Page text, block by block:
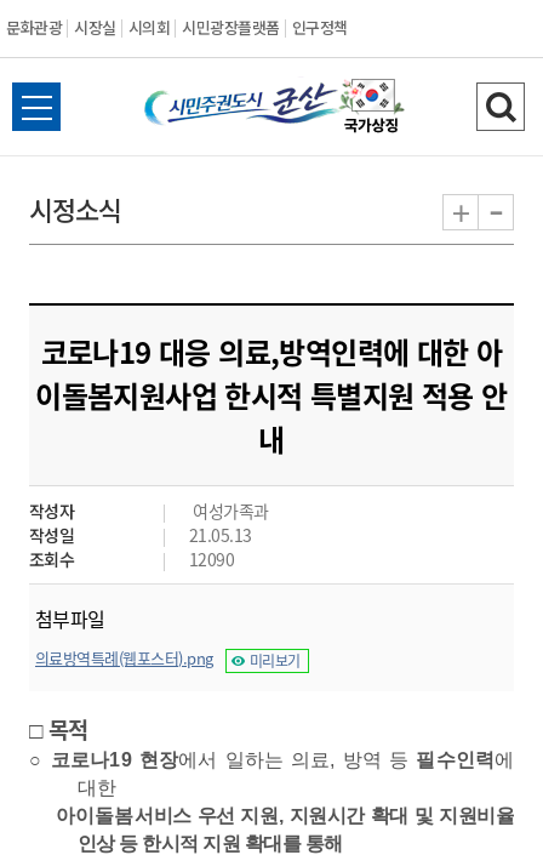
문화관광 시장실 시의회 시민광장플랫폼 인구정책
시
민
도
시
군
산
전
체
뉴
열
검
색
기
시정소식 + -
코로나19 대응 의료,방역인력에 대한 아
이돌봄지원사업 한시적 특별지원 적용 안
내
작성자
여성가족과
작성일
21.05.13
조회수
12090
첨부파일
의료방역특례(웹포스터).png 미리보기
□목적
○ 코로나19 현장에서 일하는 의료, 방역 등 필수인력 에
대한
아이돌봄서 비스 우선 지원 , 지원시간 확대 및 지원비율
인상 등 한시적 지원 확대를 통해